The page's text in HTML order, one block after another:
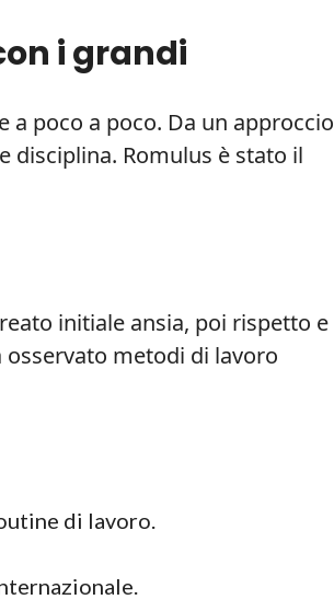
i grandi
a poco a poco. Da un approccio
disciplina. Romulus è stato il
initiale ansia, poi rispetto e
metodi di lavoro
di lavoro.